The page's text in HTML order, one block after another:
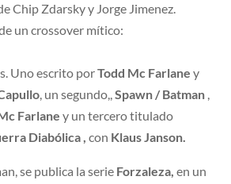
Chip Zdarsky y Jorge Jimenez.
un crossover mítico:
Uno escrito porTodd Mc Farlaney
, un segundo,,Spawn / Batman ,
Farlaney un tercero titulado
Diabólica , con Klaus Janson.
se publica la serie Forzaleza, en un